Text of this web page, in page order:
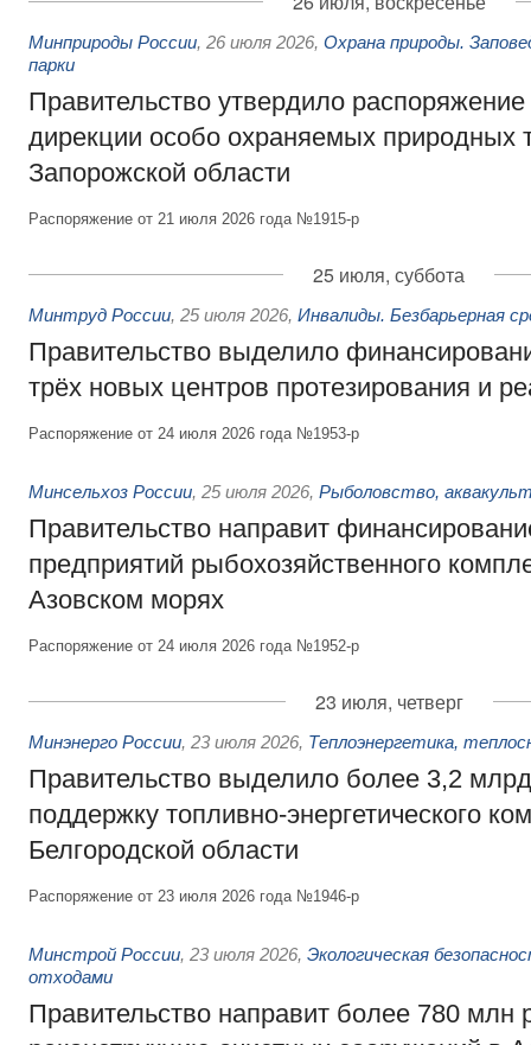
Минприроды России, 26 июля 2026, Охрана природы.
парки
Правительство утвердило
дирекции особо охраняемых природных
Запорожской области
Распоряжение от 21 июля 2026 года №1915-р
25 июля, суббота
Минтруд России, 25 июля 2026, Инвалиды. Безбарьерная
Правительство выделило
трёх новых центров протезирования и
Распоряжение от 24 июля 2026 года №1953-р
Минсельхоз России, 25 июля 2026, Рыболовство,
Правительство направит
предприятий рыбохозяйственного
Азовском морях
Распоряжение от 24 июля 2026 года №1952-р
23 июля, четверг
Минэнерго России, 23 июля 2026, Теплоэнергетика,
Правительство выделило более 3,2
поддержку топливно-энергетического
Белгородской области
Распоряжение от 23 июля 2026 года №1946-р
Минстрой России, 23 июля 2026, Экологическая
отходами
Правительство направит более 780 млн